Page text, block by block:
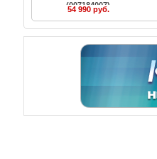
(007184007)
54 990 руб.